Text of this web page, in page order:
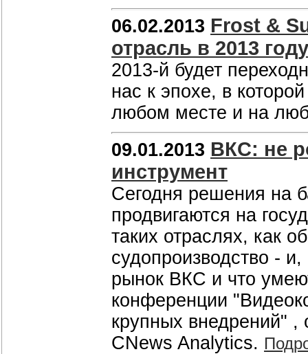
06.02.2013 Frost &
отрасль в 2013 году
2013-й будет
нас к эпохе, в
любом месте и на
09.01.2013 ВКС: не
инструмент
Сегодня решения на
продвигаются на
таких отраслях, как
судопроизводство -
рынок ВКС и что
конференции
крупных внедрений" ,
CNews Analytics.